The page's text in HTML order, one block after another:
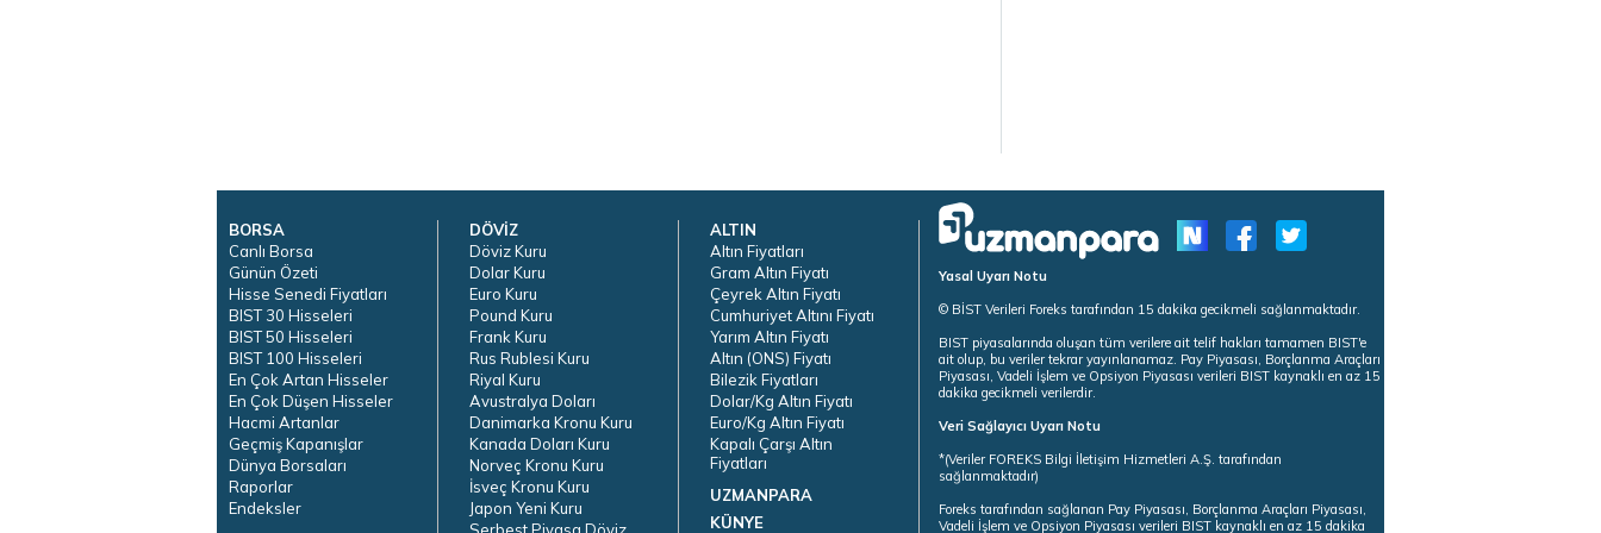
BORSA
Canlı Borsa
Günün Özeti
Hisse Senedi Fiyatları
BIST 30 Hisseleri
BIST 50 Hisseleri
BIST 100 Hisseleri
En Çok Artan Hisseler
En Çok Düşen Hisseler
Hacmi Artanlar
Geçmiş Kapanışlar
Dünya Borsaları
Raporlar
Endeksler
DÖVİZ
Döviz Kuru
Dolar Kuru
Euro Kuru
Pound Kuru
Frank Kuru
Rus Rublesi Kuru
Riyal Kuru
Avustralya Doları
Danimarka Kronu Kuru
Kanada Doları Kuru
Norveç Kronu Kuru
İsveç Kronu Kuru
Japon Yeni Kuru
Serbest Piyasa Döviz
ALTIN
Altın Fiyatları
Gram Altın Fiyatı
Çeyrek Altın Fiyatı
Cumhuriyet Altını Fiyatı
Yarım Altın Fiyatı
Altın (ONS) Fiyatı
Bilezik Fiyatları
Dolar/Kg Altın Fiyatı
Euro/Kg Altın Fiyatı
Kapalı Çarşı Altın
Fiyatları
UZMANPARA
KÜNYE
Yasal Uyarı Notu
© BİST Verileri Foreks tarafından 15 dakika gecikmeli sağlanmaktadır.
BIST piyasalarında oluşan tüm verilere ait telif hakları tamamen BIST'e
ait olup, bu veriler tekrar yayınlanamaz. Pay Piyasası, Borçlanma Araçları
Piyasası, Vadeli İşlem ve Opsiyon Piyasası verileri BIST kaynaklı en az 15
dakika gecikmeli verilerdir.
Veri Sağlayıcı Uyarı Notu
*(Veriler FOREKS Bilgi İletişim Hizmetleri A.Ş. tarafından
sağlanmaktadır)
Foreks tarafından sağlanan Pay Piyasası, Borçlanma Araçları Piyasası,
Vadeli İşlem ve Opsiyon Piyasası verileri BIST kaynaklı en az 15 dakika